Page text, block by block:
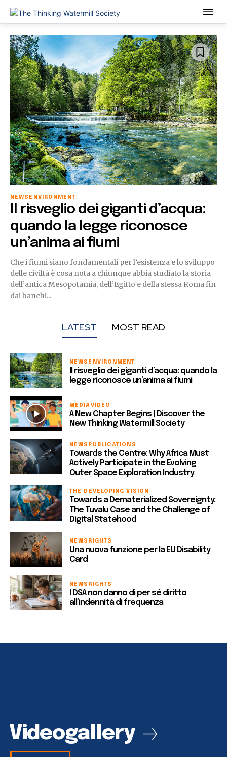
NEWS ENVIRONMENT
Il risveglio dei giganti d’acqua:
quando la legge riconosce
un’anima ai fiumi
Che i fiumi siano fondamentali per l’esistenza e lo sviluppo
delle civiltà è cosa nota a chiunque abbia studiato la storia
dell’antica Mesopotamia, dell’Egitto e della stessa Roma fin
dai banchi...
LATEST MOST READ
NEWS ENVIRONMENT
Il risveglio dei giganti d’acqua: quando la
legge riconosce un’anima ai fiumi
MEDIAVIDEO
A New Chapter Begins | Discover the
New Thinking Watermill Society
NEWS PUBLICATIONS
Towards the Centre: Why Africa Must
Actively Participate in the Evolving
Outer Space Exploration Industry
THE DEVELOPING VISION
Towards a Dematerialized Sovereignty:
The Tuvalu Case and the Challenge of
Digital Statehood
NEWS RIGHTS
Una nuova funzione per la EU Disability
Card
NEWS RIGHTS
I DSA non danno di per sé diritto
all’indennità di frequenza
Videogallery